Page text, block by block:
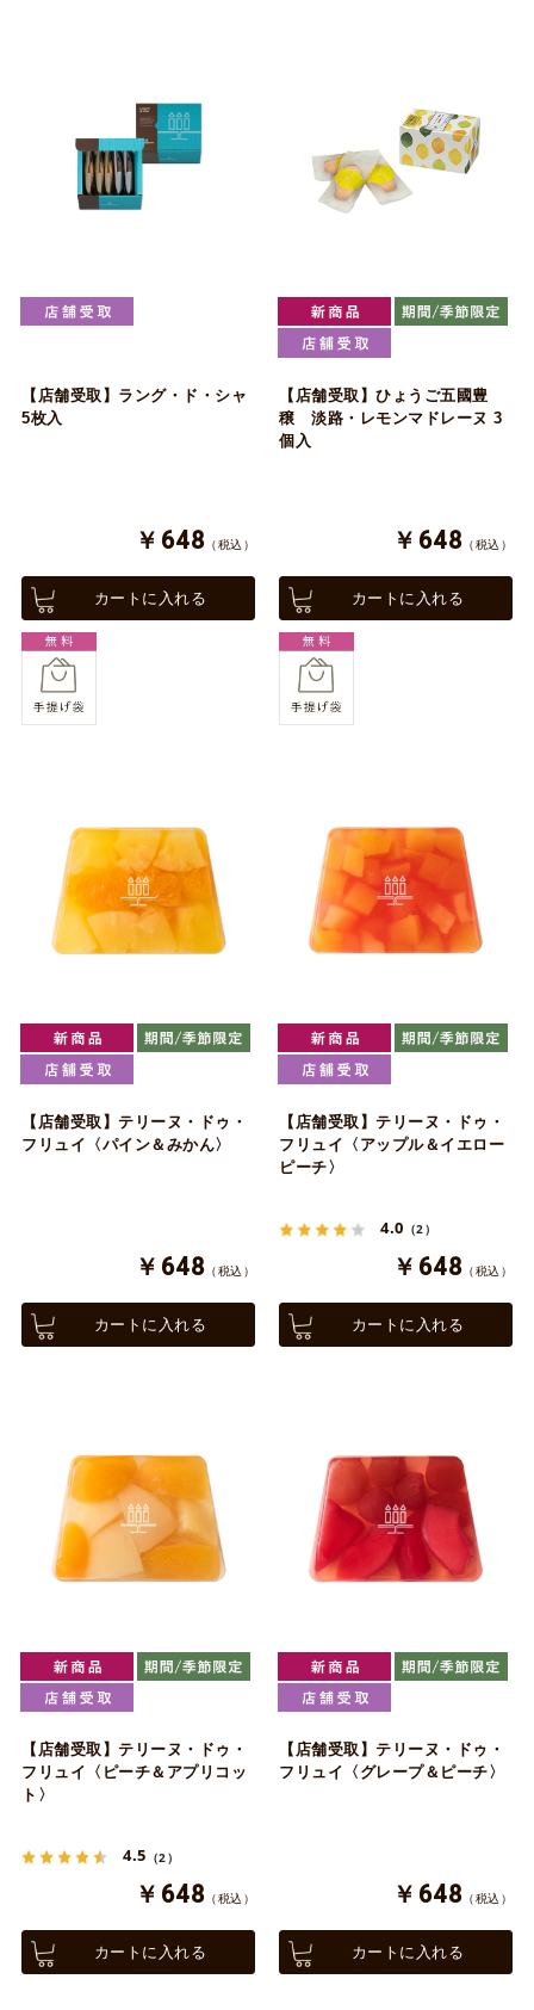
【店舗受取】ラング・ド・シャ
5枚入
￥648 （税込）
カートに入れる
【店舗受取】ひょうご五國豊
穣 淡路・レモンマドレーヌ 3
個入
￥648 （税込）
カートに入れる
【店舗受取】テリーヌ・ドゥ・
フリュイ〈パイン＆みかん〉
￥648 （税込）
カートに入れる
【店舗受取】テリーヌ・ドゥ・
フリュイ〈アップル＆イエロー
ピーチ〉
4.0 （2）
￥648 （税込）
カートに入れる
【店舗受取】テリーヌ・ドゥ・
フリュイ〈ピーチ＆アプリコッ
ト〉
4.5 （2）
￥648 （税込）
カートに入れる
【店舗受取】テリーヌ・ドゥ・
フリュイ〈グレープ＆ピーチ〉
￥648 （税込）
カートに入れる